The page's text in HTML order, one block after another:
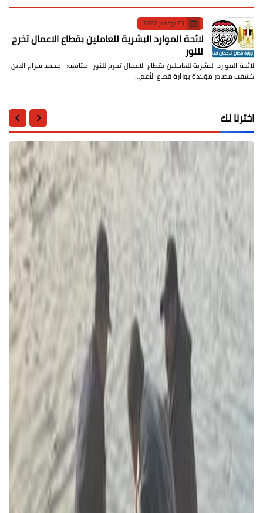
23 نوفمبر 2022
لائحة الموارد البشرية للعاملين بقطاع الاعمال تخرج
للنور
لائحة الموارد البشرية للعاملين بقطاع الاعمال تخرج للنور متابعه:- محمد سراج الدين
كشفت مصادر مؤكدة بوزارة قطاع الأعم…
اخترنا لك